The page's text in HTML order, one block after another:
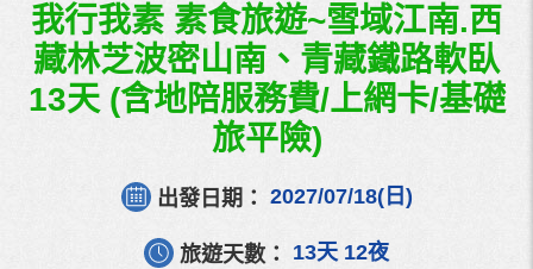
我行我素 素食旅遊~雪域江南.西
藏林芝波密山南、青藏鐵路軟臥
13天 (含地陪服務費/上網卡/基礎
旅平險)
出發日期： 2027/07/18(日)
旅遊天數： 13天 12夜